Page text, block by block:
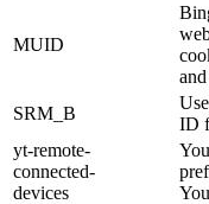
MUID
SRM_B
ID
yt-remote-
connected-
devices